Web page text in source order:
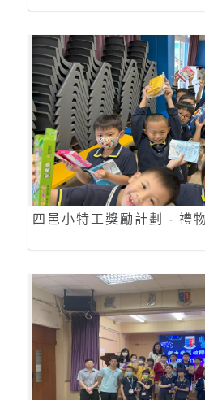
四邑小特工獎勵計劃 - 禮